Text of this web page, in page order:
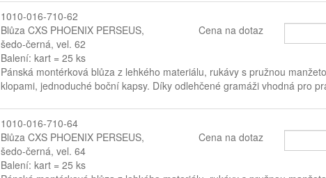
1010-016-710-62
Blůza CXS PHOENIX PERSEUS,
šedo-černá, vel. 62
Balení: kart = 25 ks
Cena na dotaz
Pánská montérková blůza z lehkého materiálu, rukávy s pružnou
klopami, jednoduché boční kapsy. Díky odlehčené gramáži vhodná pro
1010-016-710-64
Blůza CXS PHOENIX PERSEUS,
šedo-černá, vel. 64
Balení: kart = 25 ks
Cena na dotaz